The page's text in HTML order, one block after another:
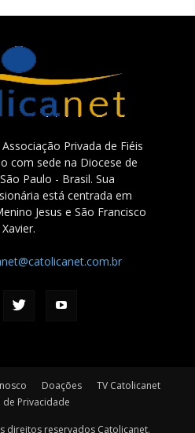
Privada de Fiéis
com sede na Diocese de
Paulo - Brasil. Sua
está centrada em
Jesus e São Francisco
Xavier.
Doações
TV Catolicanet
de Privacidade
direitos reservados Catolicanet.